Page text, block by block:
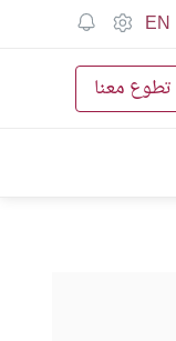
EN
تطوع معنا